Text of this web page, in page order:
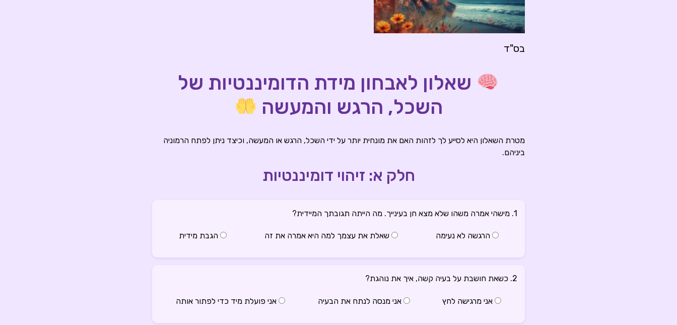
בס"ד
שאלון לאבחון מידת הדומיננטיות של
השכל, הרגש והמעשה
מטרת השאלון היא לסייע לך לזהות האם את מונחית יותר על ידי השכל, הרגש או המעשה, וכיצד ניתן לפתח הרמוניה
ביניהם.
חלק א: זיהוי דומיננטיות
1. מישהי אמרה משהו שלא מצא חן בעינייך. מה הייתה תגובתך המיידית?
הרגשה לא נעימה שאלת את עצמך למה היא אמרה את זה הגבת מידית
2. כשאת חושבת על בעיה קשה, איך את נוהגת?
אני מרגישה לחץ אני מנסה לנתח את הבעיה אני פועלת מיד כדי לפתור אותה